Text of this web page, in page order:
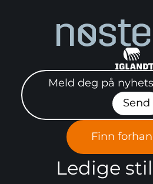
Meld deg på
Send
Finn
Ledige